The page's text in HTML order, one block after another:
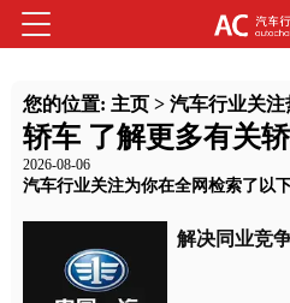
您的位置: 主页> 汽车行业关注
轿车 了解更多有关
2026-08-06
汽车行业关注为你在全网检索了以